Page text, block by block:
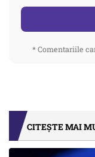
* Comentariile
CITEȘTE MAI